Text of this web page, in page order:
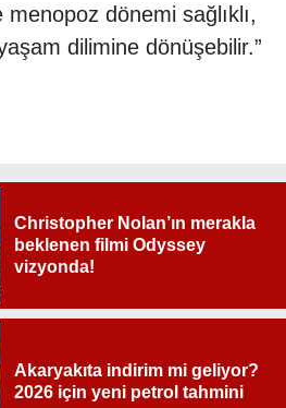
dönemi sağlıklı,
dilimine dönüşebilir.”
Christopher Nolan’ın merakla
beklenen filmi Odyssey
vizyonda!
Akaryakıta indirim mi geliyor?
2026 için yeni petrol tahmini